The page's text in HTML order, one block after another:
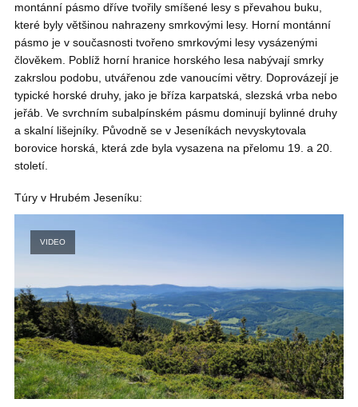
montánní pásmo dříve tvořily smíšené lesy s převahou buku,
které byly většinou nahrazeny smrkovými lesy. Horní montánní
pásmo je v současnosti tvořeno smrkovými lesy vysázenými
člověkem. Poblíž horní hranice horského lesa nabývají smrky
zakrslou podobu, utvářenou zde vanoucími větry. Doprovázejí je
typické horské druhy, jako je bříza karpatská, slezská vrba nebo
jeřáb. Ve svrchním subalpínském pásmu dominují bylinné druhy
a skalní lišejníky. Původně se v Jeseníkách nevyskytovala
borovice horská, která zde byla vysazena na přelomu 19. a 20.
století.
Túry v Hrubém Jeseníku:
VIDEO